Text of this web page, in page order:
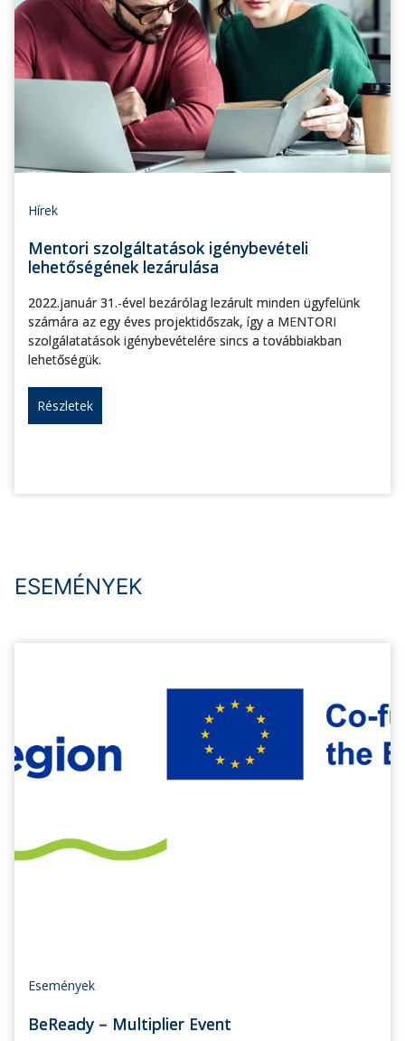
Hírek
Mentori szolgáltatások igénybevételi
lehetőségének lezárulása
2022.január 31.-ével bezárólag lezárult minden ügyfelünk
számára az egy éves projektidőszak, így a MENTORI
szolgálatatások igénybevételére sincs a továbbiakban
lehetőségük.
Részletek
ESEMÉNYEK
Események
BeReady – Multiplier Event